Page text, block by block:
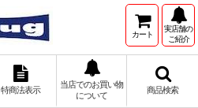
カート
実店舗の
ご紹介
特商法表示
当店でのお買い物
について
商品検索